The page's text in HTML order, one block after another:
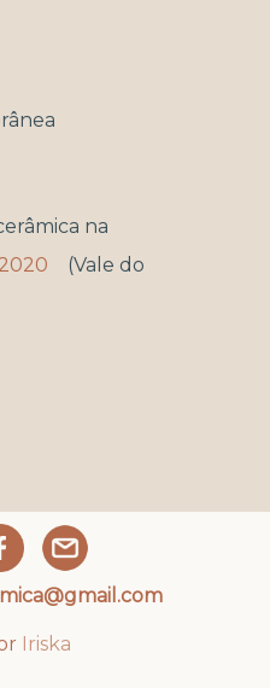
na
(Vale do
Iriska